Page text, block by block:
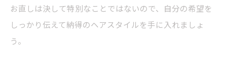
お直しは決して特別なことではないので、自分の希望を
しっかり伝えて納得のヘアスタイルを手に入れましょ
う。